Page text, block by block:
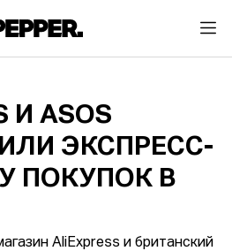
И ASOS
ЭКСПРЕСС-
ПОКУПОК В
AliExpress и британский